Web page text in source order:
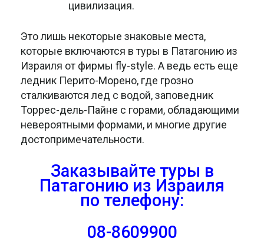
цивилизация.
Это лишь некоторые знаковые места,
которые включаются в туры в Патагонию из
Израиля от фирмы fly-style. А ведь есть еще
ледник Перито-Морено, где грозно
сталкиваются лед с водой, заповедник
Торрес-дель-Пайне с горами, обладающими
невероятными формами, и многие другие
достопримечательности.
Заказывайте туры в
Патагонию из Израиля
по телефону:
08-8609900